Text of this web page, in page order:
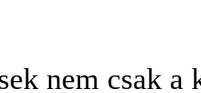
nem csak